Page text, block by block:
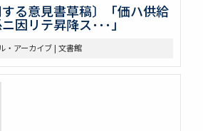
する意見書草稿〕「価ハ供給
因リテ昇降ス･･･」
・アーカイブ | 文書館